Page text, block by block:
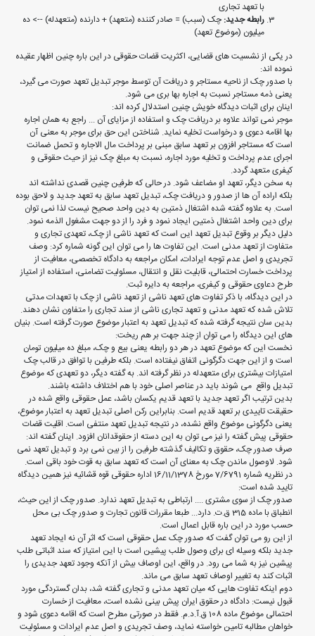
با تعهد تجاری
رابطه جدید: چک (سبب) = صادر کننده (متعهد) + دارنده (متعهدله) --> ده
میلیون (موضوع تعهد)
در یکی از نشسیت های قضایی، اکثریت قضات حقوقی در این باره چنین اظهار عقیده
نموده اند:
با صدور چک از ناحیه مستاجر و دریافت آن توسط موجر تبدیل تعهد صورت می گیرد،
یعنی ذمه مستاجر نسبت به اجاره بها بری می شود.
اینان برای اثبات دیدگاه خویش چنین استدلال کرده اند:
موجر نمی تواند علاوه بر دریافت چک و استفاده از مزایای آن ... راجع به همان اجاره
بها اقامه دعوی و درخواست تخلیه نماید. شناختن این حق برای موجر به معنی آن
است که مستاجر افزون بر تعهد سابق مبنی بر پرداخت مال الاجاره و تحمل ضمانت
اجرای عدم پرداخت و تخلیه مورد اجاره، نسبت به مبلغ چک نیز از حیث حقوقی و
کیفری متعهد گردد.
به سخن دیگر، تعهد او مضاعف شود. در حالی که طرفین چنین قصدی نداشته اند
بلکه اراده آن ها از صدور و دریافت چک، تبدیل تعهد سابق به تعهد جدید و لاحق بوده
است. به علاوه گفته شده اشتغال ذمتین به دین واحد صحیح نیست لذا نمی توان
برای دین واحد اشتغال ذمتین ایجاد نمود و فرد را از دو جهت مشغول الذمه نمود.
دلیل دیگر بر وقوع تبدیل تعهد این است که تعهد ناشی از چک، تعهدی تجاری و
متفاوت از تعهد مدنی است. این تفاوت ها را می توان این گونه شماره کرد: وصف
تجریدی و اصل عدم توجه ایرادات، امکان مراجعه به دادگاه تخصصی، معافیت از
پرداخت خسارت احتمالی، قابلیت نقل و انتقال، مسئولیت تضامنی، استفاده از امتیاز
طرح دعاوی حقوقی و کیفری، مراجعه به دایره ثبت.
در این دیدگاه، با ذکر تفاوت های تعهد ناشی از تعهد ناشی از چک با تعهدات مدتی
تلاش شده که تعهد مدنی و تعهد تجاری ناشی از سند تجاری را متفاون نشان دهند.
بدین سان نتیجه گرفته شده که تبدیل تعهد به اعتبار موضوع صورت گرفته است. بنیان
های این دیدگاه را می توان از چند جهت بر هم ریخت:
نخست این که موضوع تعهد در هر دو رابطه یعنی بیع و چک، مبلغ ده میلیون تومان
است و از این جهت دگرگونی اتفاق نیفتاده است. بلکه طرفین با توافق در قالب چک
امتیازات بیشتری برای متعهدله در نظر گرفته اند. به گفته دیگر، دو تعهدی که موضوع
تبدیل واقع می شوند باید در عناصر اصلی خود با هم اختلاف داشته باشند.
بدین ترتیب اگر تعهد جدید با تعهد قدیم یکسان باشد، عمل حقوقی واقع شده در
حقیقت تاییدی بر تعهد قدیم است. بنابراین رکن اصلی تبدیل تعهد به اعتبار موضوع،
یعنی دگرگونی موضوع واقع نشده، در نتیجه تبدیل تعهد منتفی است. اقلیت قضات
حقوقی پیش گفته را نیز می توان به این دسته از حقوقدانان افزود. اینان گفته اند:
صرف صدور چک، حقوق و تکالیف گذشته طرفین را از بین نمی برد و تبدیل تعهد نمی
شود. لاوصول ماندن چک به معنای آن است که تعهد سابق به قوت خود باقی است.
در نظریه شماره 7/6791 مورخ 16/11/1378 اداره حقوقی قوه قشائیه نیز همین دیدگاه
تایید شده است:
صدور چک از سوی مشتری .... ارتباطی به تبدیل تعهد ندارد. صدور چک از این حیث،
انطباق با ماده 315 ق.ت. دارد... طبعا مقررات قانون تجارت و صدور چک بی محل
حسب مورد در این باره قابل اعمال است.
از این رو می توان گفت که صدور چک عمل حقوقی است که اثر آن نه ایجاد تعهد
جدید بلکه وسیله ای برای وصول طلب پیشین است با این امتیاز که سند اثباتی طلب
پیشین نیز به شما می رود. در واقع، این اوصاف بیش از آنکه وجود تعهد جدیدی را
اثبات کند به تغییر اوصاف تعهد سابق می ماند.
دوم اینکه تفاوت هایی که میان تعهد مدنی و تجاری گفته شد، بدان گستردگی مورد
قبول نیست: دادگاه در حقوق ایران پیش بینی نشده است، معافیت از خسارت
احتمالی موضوع ماده 108 ق.آ.د.م. فقط در صورتی مطرح است که اقامه دعوی شود و
خواهان مطالبه تامین خواسته نماید، وصف تجریدی و اصل عدم ایرادات و مسئولیت